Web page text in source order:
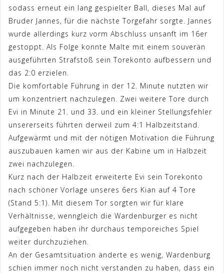
sodass erneut ein lang gespielter Ball, dieses Mal auf
Bruder Jannes, für die nächste Torgefahr sorgte. Jannes
wurde allerdings kurz vorm Abschluss unsanft im 16er
gestoppt. Als Folge konnte Malte mit einem souverän
ausgeführten Strafstoß sein Torekonto aufbessern und
das 2:0 erzielen.
Die komfortable Führung in der 12. Minute nutzten wir
um konzentriert nachzulegen. Zwei weitere Tore durch
Evi in Minute 21. und 33. und ein kleiner Stellungsfehler
unsererseits führten derweil zum 4:1 Halbzeitstand.
Aufgewärmt und mit der nötigen Motivation die Führung
auszubauen kamen wir aus der Kabine um in Halbzeit
zwei nachzulegen.
Kurz nach der Halbzeit erweiterte Evi sein Torekonto
nach schöner Vorlage unseres 6ers Kian auf 4 Tore
(Stand 5:1). Mit diesem Tor sorgten wir für klare
Verhältnisse, wenngleich die Wardenburger es nicht
aufgegeben haben ihr durchaus temporeiches Spiel
weiter durchzuziehen.
An der Gesamtsituation änderte es wenig, Wardenburg
schien immer noch nicht verstanden zu haben, dass ein